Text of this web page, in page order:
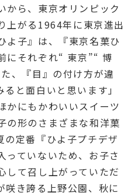
から、東京オリンピック
上がる1964年に東京進出
よ子』は、『東京名菓ひ
にそれぞれ“ 東京”“ 博
、『目』の付け方が違
と面白いと思います」
かにもかわいいスイーツ
の形のさまざまな和洋菓
の定番『ひよ子プチデザ
っていないため、お子さ
して召し上がっていただ
咲き誇る上野公園、秋に